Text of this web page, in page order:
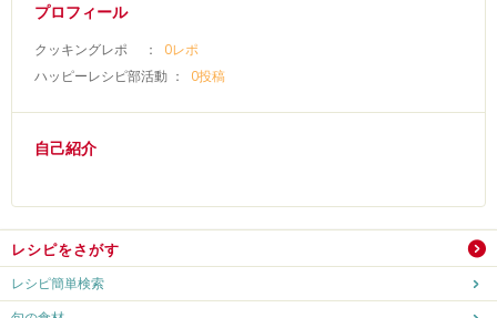
プロフィール
クッキングレポ ：
0レポ
ハッピーレシピ部活動 ：
0投稿
自己紹介
レシピをさがす
レシピ簡単検索